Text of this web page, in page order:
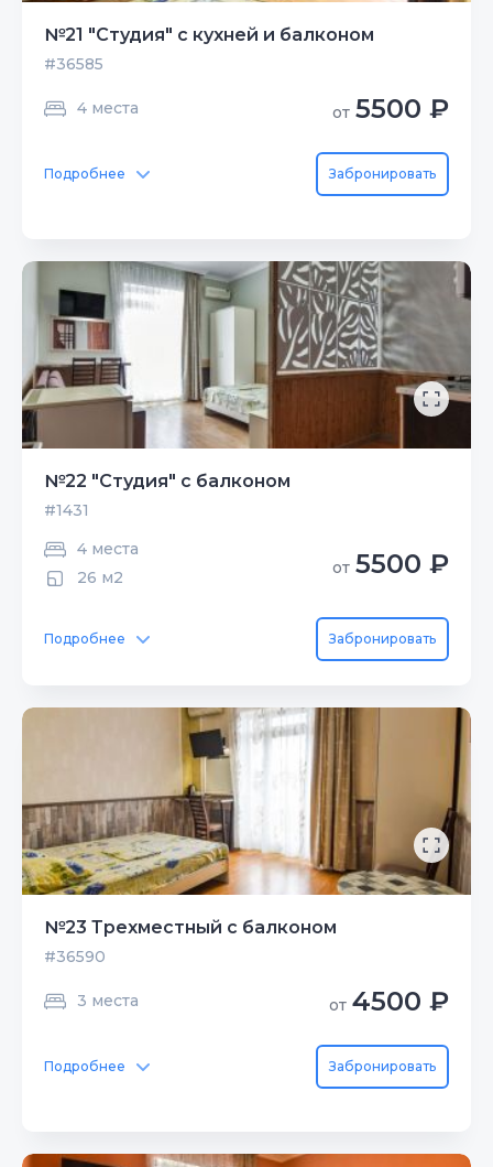
№21 "Студия" с кухней и балконом
#36585
4 места от 5500 ₽
Подробнее Забронировать
№22 "Студия" с балконом
#1431
4 места
26 м2
от 5500 ₽
Подробнее Забронировать
№23 Трехместный с балконом
#36590
3 места от 4500 ₽
Подробнее Забронировать